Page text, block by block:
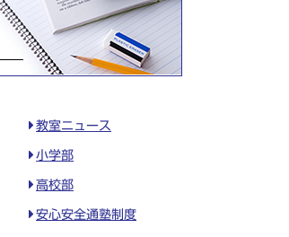
教室ニュース
小学部
高校部
安心安全通塾制度